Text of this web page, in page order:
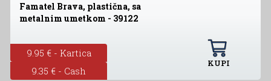
Famatel Brava, plastična, sa
metalnim umetkom - 39122
9.95 € - Kartica
9.35 € - Cash
KUPI